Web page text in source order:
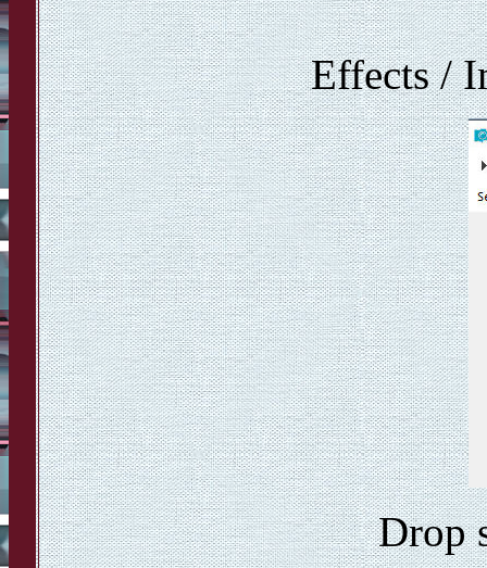
Effects /
Drop